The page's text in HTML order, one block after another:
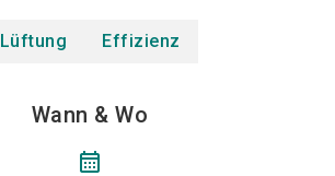
Lüftung Effizienz
Wann & Wo
calendar_month